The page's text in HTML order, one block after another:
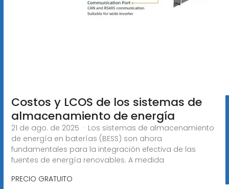
Costos y LCOS de los sistemas de
almacenamiento de energía
21 de ago. de 2025 · Los sistemas de almacenamiento
de energía en baterías (BESS) son ahora
fundamentales para la integración efectiva de las
fuentes de energía renovables. A medida
PRECIO GRATUITO